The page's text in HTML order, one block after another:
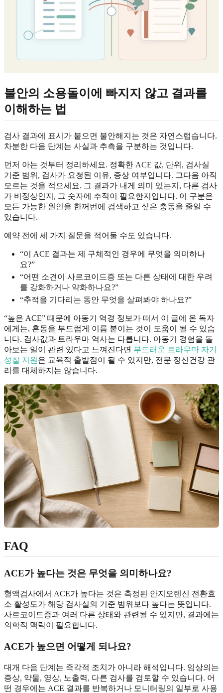
불안의 소용돌이에 빠지지 않고 결과를
이해하는 법
검사 결과에 표시가 붙으면 불안해지는 것은 자연스럽습니다.
차분한 다음 단계는 사실과 추측을 구분하는 것입니다.
먼저 아는 것부터 정리하세요. 정확한 ACE 값, 단위, 검사실
기준 범위, 검사가 요청된 이유, 증상 여부입니다. 그다음 아직
모르는 것을 적으세요. 그 결과가 내게 의미 있는지, 다른 검사
가 비정상인지, 그 숫자에 추적이 필요한지입니다. 이 구분은
모든 가능한 원인을 한꺼번에 검색하고 싶은 충동을 줄일 수
있습니다.
예약 전에 세 가지 질문을 적어둘 수도 있습니다.
“이 ACE 결과는 제 구체적인 경우에 무엇을 의미하나
요?”
“어떤 소견이 사르코이드증 또는 다른 상태에 대한 우려
를 강화하거나 약화하나요?”
“추적을 기다리는 동안 무엇을 살펴봐야 하나요?”
“높은 ACE” 때문에 아동기 역경 정보가 떠서 이 글에 온 독자
에게는, 혼동을 부드럽게 이름 붙이는 것이 도움이 될 수 있습
니다. 검사값과 트라우마 역사는 다릅니다. 아동기 경험을 돌
아보는 일이 관련 있다고 느껴진다면 부드러운 트라우마 자기
성찰 지원 은 교육적 출발점이 될 수 있지만, 전문 정신건강 관
리를 대체하지는 않습니다.
FAQ
ACE가 높다는 것은 무엇을 의미하나요?
혈액검사에서 ACE가 높다는 것은 측정된 안지오텐신 전환효
소 활성도가 해당 검사실의 기준 범위보다 높다는 뜻입니다.
사르코이드증과 여러 다른 상태와 관련될 수 있지만, 결과에는
의학적 맥락이 필요합니다.
ACE가 높으면 어떻게 되나요?
대개 다음 단계는 즉각적 조치가 아니라 해석입니다. 임상의는
증상, 약물, 영상, 노출력, 다른 검사를 검토할 수 있습니다. 어
떤 경우에는 ACE 결과를 반복하거나 모니터링의 일부로 사용